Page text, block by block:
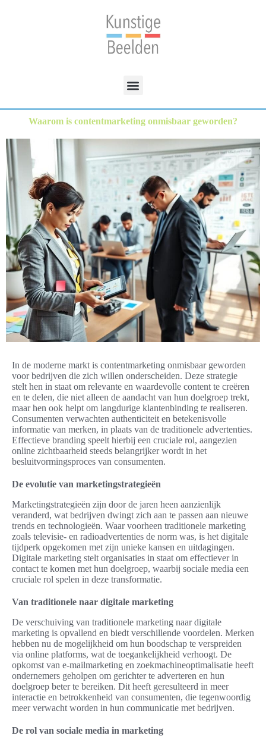
Waarom is contentmarketing onmisbaar geworden?
In de moderne markt is contentmarketing onmisbaar geworden
voor bedrijven die zich willen onderscheiden. Deze strategie
stelt hen in staat om relevante en waardevolle content te creëren
en te delen, die niet alleen de aandacht van hun doelgroep trekt,
maar hen ook helpt om langdurige klantenbinding te realiseren.
Consumenten verwachten authenticiteit en betekenisvolle
informatie van merken, in plaats van de traditionele advertenties.
Effectieve branding speelt hierbij een cruciale rol, aangezien
online zichtbaarheid steeds belangrijker wordt in het
besluitvormingsproces van consumenten.
De evolutie van marketingstrategieën
Marketingstrategieën zijn door de jaren heen aanzienlijk
veranderd, wat bedrijven dwingt zich aan te passen aan nieuwe
trends en technologieën. Waar voorheen traditionele marketing
zoals televisie- en radioadvertenties de norm was, is het digitale
tijdperk opgekomen met zijn unieke kansen en uitdagingen.
Digitale marketing stelt organisaties in staat om effectiever in
contact te komen met hun doelgroep, waarbij sociale media een
cruciale rol spelen in deze transformatie.
Van traditionele naar digitale marketing
De verschuiving van traditionele marketing naar digitale
marketing is opvallend en biedt verschillende voordelen. Merken
hebben nu de mogelijkheid om hun boodschap te verspreiden
via online platforms, wat de toegankelijkheid verhoogt. De
opkomst van e-mailmarketing en zoekmachineoptimalisatie heeft
ondernemers geholpen om gerichter te adverteren en hun
doelgroep beter te bereiken. Dit heeft geresulteerd in meer
interactie en betrokkenheid van consumenten, die tegenwoordig
meer verwacht worden in hun communicatie met bedrijven.
De rol van sociale media in marketing